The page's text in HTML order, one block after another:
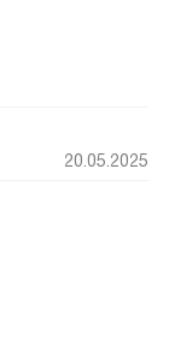
20.05.2025